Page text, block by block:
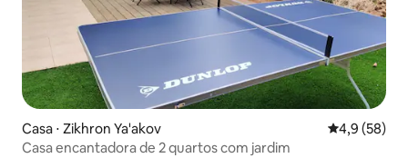
Casa ⋅ Zikhron Ya'akov 4,9 de uma
4,9 (58)
Casa encantadora de 2 quartos com jardim